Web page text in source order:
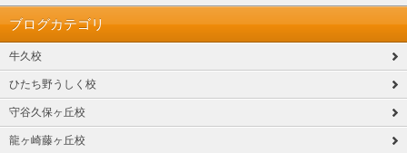
ブログカテゴリ
牛久校
ひたち野うしく校
守谷久保ヶ丘校
龍ヶ崎藤ヶ丘校